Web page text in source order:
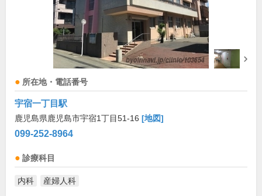
所在地・電話番号
宇宿一丁目駅
鹿児島県鹿児島市宇宿1丁目51-16 [地図]
099-252-8964
診療科目
内科 産婦人科